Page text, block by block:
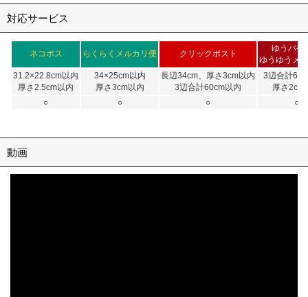
対応サービス
ネコポス らくらくメルカリ便 クリックポスト
ゆうパケ
ゆうゆうメ
31.2×22.8cm以内
厚さ2.5cm以内
34×25cm以内
厚さ3cm以内
長辺34cm、厚さ3cm以内
3辺合計60cm以内
3辺合計
厚さ2cm
○
○ ○ ○
動画